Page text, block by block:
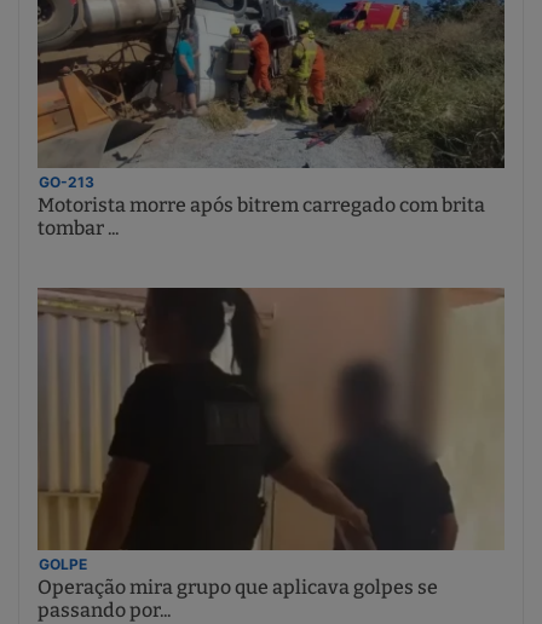
GO-213
Motorista morre após bitrem carregado com brita
tombar ...
GOLPE
Operação mira grupo que aplicava golpes se
passando por...